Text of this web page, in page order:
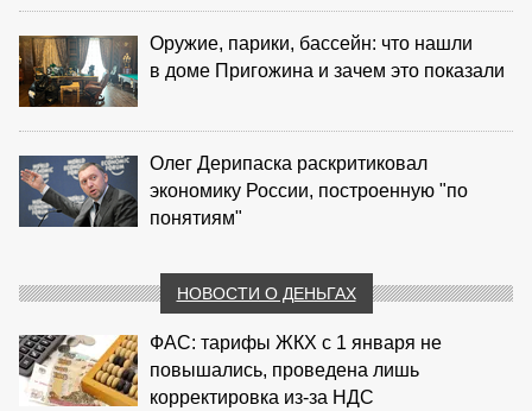
Оружие, парики, бассейн: что нашли
в доме Пригожина и зачем это показали
Олег Дерипаска раскритиковал
экономику России, построенную "по
понятиям"
НОВОСТИ О ДЕНЬГАХ
ФАС: тарифы ЖКХ с 1 января не
повышались, проведена лишь
корректировка из‑за НДС